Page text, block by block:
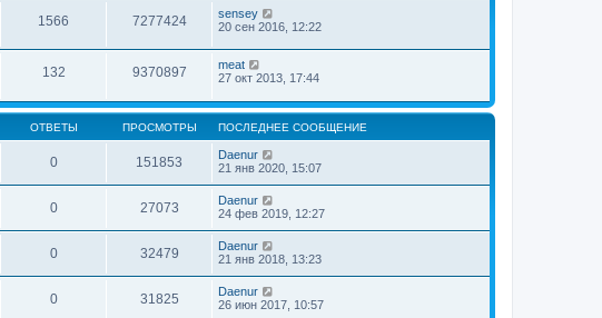
1566 7277424
sensey
20 сен 2016, 12:22
132 9370897
meat
27 окт 2013, 17:44
ОТВЕТЫ ПРОСМОТРЫ ПОСЛЕДНЕЕ СООБЩЕНИЕ
0 151853
Daenur
21 янв 2020, 15:07
0 27073
Daenur
24 фев 2019, 12:27
0 32479
Daenur
21 янв 2018, 13:23
0 31825
Daenur
26 июн 2017, 10:57